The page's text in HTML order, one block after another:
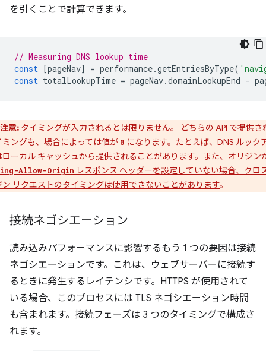
を引くことで計算できます。
// Measuring DNS lookup time
const
[pageNav] = performance.getEntriesByType(
const totalLookupTime = pageNav.domainLookupEnd -
注意: タイミングが入力されるとは限りません。
どちらの API で提供さ
ミングも、場合によっては値が 0 になります。たとえば、DNS ルック
ローカル キャッシュから提供されることがあります。また、オリジン
Allow-Origin レスポンス ヘッダーを設定していない場合、クロ
ン リクエストのタイミングは使用できないことがあります。
接続ネゴシエーション
読み込みパフォーマンスに影響するもう 1 つの要因は接続
ネゴシエーションです。これは、ウェブサーバーに接続す
るときに発生するレイテンシです。HTTPS が使用されて
いる場合、このプロセスには TLS ネゴシエーション時間
も含まれます。接続フェーズは 3 つのタイミングで構成さ
れます。